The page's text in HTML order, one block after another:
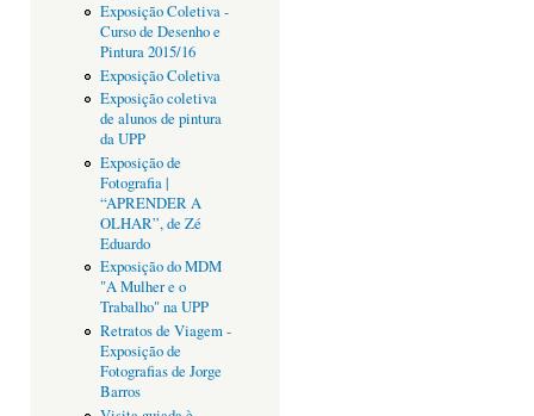
Exposição Coletiva -
Curso de Desenho e
Pintura 2015/16
Exposição Coletiva
Exposição coletiva
de alunos de pintura
da UPP
Exposição de
Fotografia |
“APRENDER A
OLHAR”, de Zé
Eduardo
Exposição do MDM
"A Mulher e o
Trabalho" na UPP
Retratos de Viagem -
Exposição de
Fotografias de Jorge
Barros